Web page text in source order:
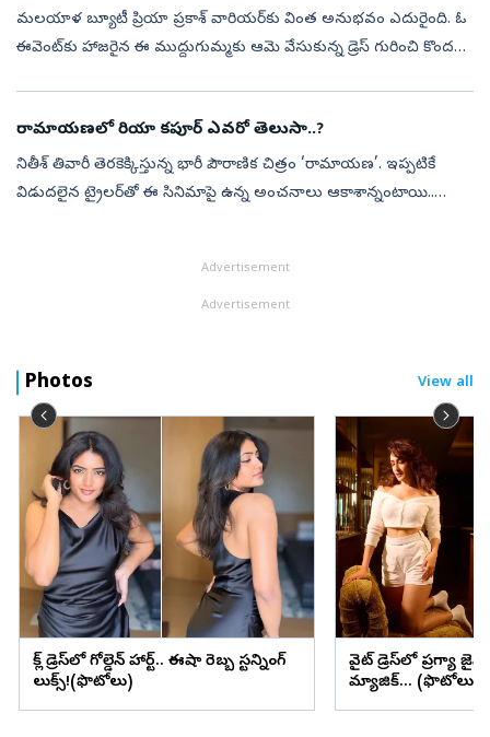
మలయాళ బ్యూటీ ప్రియా ప్రకాశ్ వారియర్‌కు వింత అనుభవం ఎదురైంది. ఓ
ఈవెంట్‌కు హాజరైన ఈ ముద్దుగుమ్మకు ఆమె వేసుకున్న డ్రెస్‌ గురించి కొందరు
రామాయణలో రియా కపూర్‌ ఎవరో తెలుసా..?
నితీశ్‌ తివారీ తెరకెక్కిస్తున్న భారీ పౌరాణిక చిత్రం ‘రామాయణ’. ఇప్పటికే
విడుదలైన ట్రైలర్‌తో ఈ సినిమాపై ఉన్న అంచనాలు ఆకాశాన్నంటాయి..
Advertisement
Advertisement
Photos View all
బ్లాక్ డ్రెస్‌లో గోల్డెన్ హార్ట్.. ఈషా రెబ్బ స్టన్నింగ్
లుక్స్!(ఫొటోలు)
వైట్ డ్రెస్‌లో ప్రగ్యా
మ్యాజిక్... (ఫొటోలు)